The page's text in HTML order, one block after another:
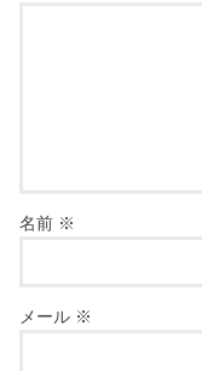
名前 ※
メール ※